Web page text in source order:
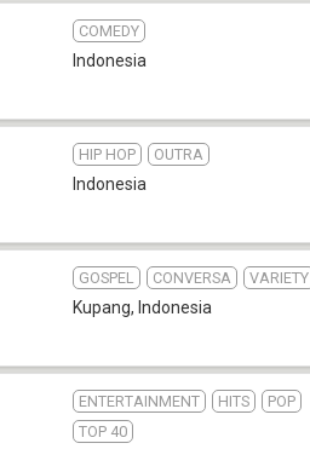
COMEDY
Indonesia
HIP HOP OUTRA
Indonesia
GOSPEL CONVERSA VARIETY
Kupang, Indonesia
ENTERTAINMENT HITS
POP
TOP 40